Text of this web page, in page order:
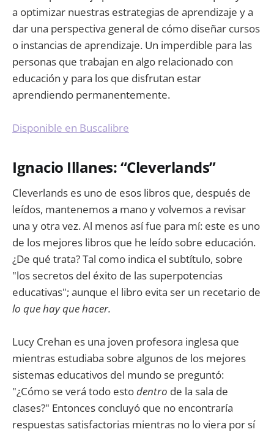
a optimizar nuestras estrategias de aprendizaje y a
dar una perspectiva general de cómo diseñar cursos
o instancias de aprendizaje. Un imperdible para las
personas que trabajan en algo relacionado con
educación y para los que disfrutan estar
aprendiendo permanentemente.
Disponible en Buscalibre
Ignacio Illanes: “Cleverlands”
Cleverlands es uno de esos libros que, después de
leídos, mantenemos a mano y volvemos a revisar
una y otra vez. Al menos así fue para mí: este es uno
de los mejores libros que he leído sobre educación.
¿De qué trata? Tal como indica el subtítulo, sobre
"los secretos del éxito de las superpotencias
educativas"; aunque el libro evita ser un recetario de
lo que hay que hacer.
Lucy Crehan es una joven profesora inglesa que
mientras estudiaba sobre algunos de los mejores
sistemas educativos del mundo se preguntó:
"¿Cómo se verá todo estodentro de la sala de
clases?" Entonces concluyó que no encontraría
respuestas satisfactorias mientras no lo viera por sí